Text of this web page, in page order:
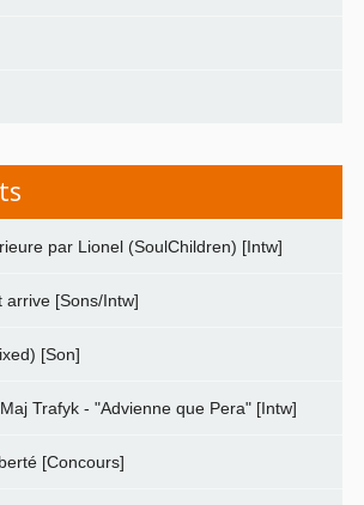
par Lionel (SoulChildren) [Intw]
arrive [Sons/Intw]
[Son]
Trafyk - "Advienne que Pera" [Intw]
[Concours]